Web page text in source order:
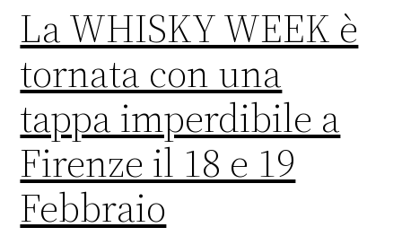
La WHISKY WEEK è
tornata con una
tappa imperdibile a
Firenze il 18 e 19
Febbraio